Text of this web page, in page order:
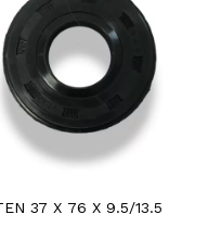
37 X 76 X 9.5/13.5